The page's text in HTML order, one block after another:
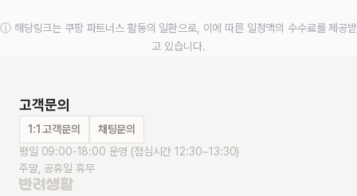
ⓘ 해당링크는 쿠팡 파트너스 활동의 일환으로, 이에 따른 일정액의 수수료를 제공받
고 있습니다.
고객문의
1:1 고객문의
채팅문의
평일 09:00-18:00 운영 (점심시간 12:30~13:30)
주말, 공휴일 휴무